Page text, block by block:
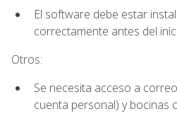
El software debe estar
correctamente antes del
Otros:
Se necesita acceso a
cuenta personal) y bocinas